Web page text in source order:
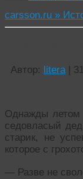
carsson.ru »
Автор: litera |
Однажды летом
седовласый
старик, не
которое с
— Разве не